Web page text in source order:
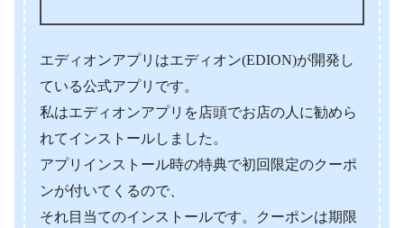
エディオンアプリはエディオン(EDION)が開発し
ている公式アプリです。
私はエディオンアプリを店頭でお店の人に勧めら
れてインストールしました。
アプリインストール時の特典で初回限定のクーポ
ンが付いてくるので、
それ目当てのインストールです。クーポンは期限